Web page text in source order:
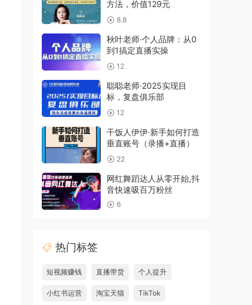
方法，价值129元
8.8
秋叶老师·个人品牌：从0
到1搞定直播实操
12
聪聪老师·2025实现目
标，复盘俱乐部
12
干饭人伊伊·新手如何打造
垂直账号（录播+直播）
22
网红舞蹈达人从零开始,抖
音快速吸百万粉丝
6
热门标签
短视频赚钱 直播带货 个人提升
小红书运营 淘宝天猫 TikTok